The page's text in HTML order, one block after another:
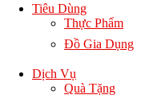
Tiêu Dùng
Thực Phẩm
Đồ Gia Dụng
Dịch Vụ
Quà Tặng